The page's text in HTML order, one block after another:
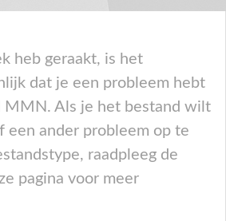
heb geraakt, is het
dat je een probleem hebt
MMN. Als je het bestand wilt
een ander probleem op te
raadpleeg de
pagina voor meer